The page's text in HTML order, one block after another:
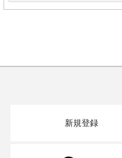
新規登録